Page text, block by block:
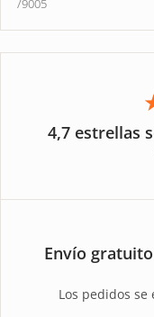
/9005
4,7 estrellas
Envío
Los pedidos